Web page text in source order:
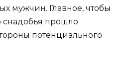
мужчин. Главное, чтобы
снадобья прошло
потенциального